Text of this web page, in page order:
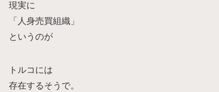
現実に
「人身売買組織」
というのが
トルコには
存在するそうで。